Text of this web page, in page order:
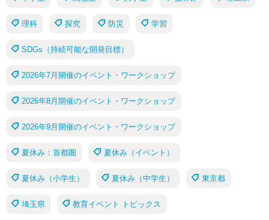
理科 探究 防災 学習
SDGs（持続可能な開発目標）
2026年7月開催のイベント・ワークショップ
2026年8月開催のイベント・ワークショップ
2026年9月開催のイベント・ワークショップ
夏休み：首都圏 夏休み（イベント）
夏休み（小学生） 夏休み（中学生） 東京都
埼玉県 教育イベント トピックス